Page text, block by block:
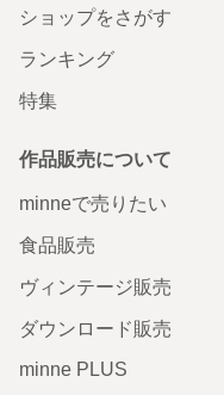
ショップをさがす
ランキング
特集
作品販売について
minneで売りたい
食品販売
ヴィンテージ販売
ダウンロード販売
minne PLUS